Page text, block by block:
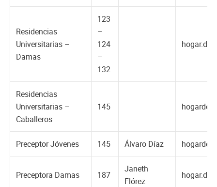
Residencias
Universitarias –
Damas
123
–
124
–
132
Residencias
Universitarias –
Caballeros
145
Preceptor Jóvenes 145 Álvaro Díaz
Preceptora Damas 187
Janeth
Flórez